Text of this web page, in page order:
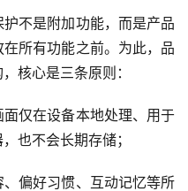
不是附加功能，而是产品
所有功能之前。为此，品
核心是三条原则：
面仅在设备本地处理、用于
也不会长期存储；
、偏好习惯、互动记忆等所